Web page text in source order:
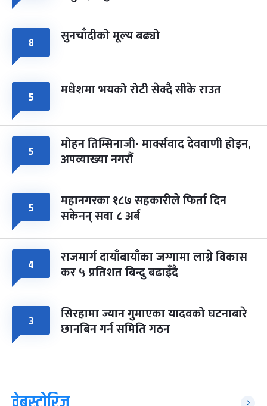
८ सुनचाँदीको मूल्य बढ्यो
५ मधेशमा भयको रोटी सेक्दै सीके राउत
५ मोहन तिम्सिनाजी- मार्क्सवाद देववाणी होइन,
अपव्याख्या नगरौं
५ महानगरका १८७ सहकारीले फिर्ता दिन
सकेनन् सवा ८ अर्ब
४ राजमार्ग दायाँबायाँका जग्गामा लाग्ने विकास
कर ५ प्रतिशत बिन्दु बढाइँदै
३ सिरहामा ज्यान गुमाएका यादवको घटनाबारे
छानबिन गर्न समिति गठन